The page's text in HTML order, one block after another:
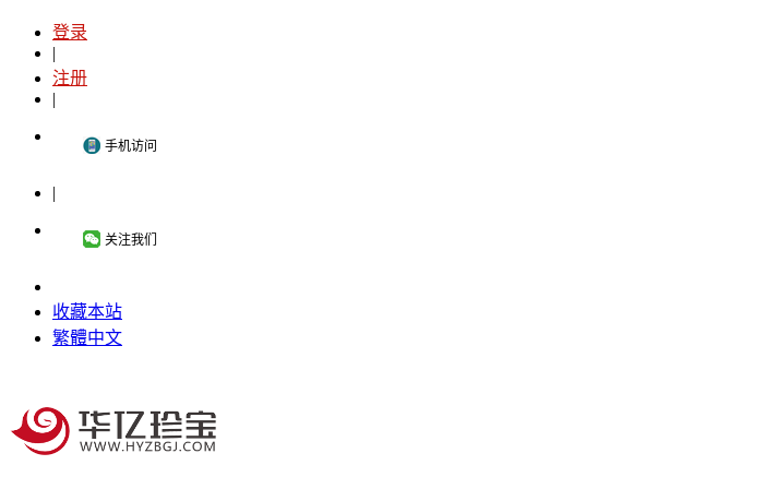
登录
|
注册
|
手机访问
|
关注我们
收藏本站
繁體中文